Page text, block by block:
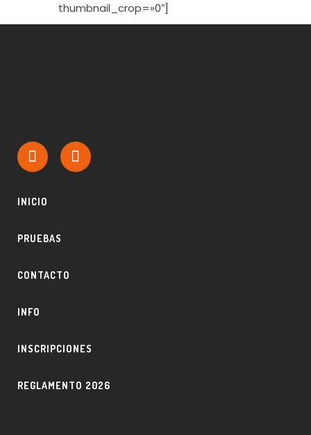
thumbnail_crop=»0″]
INICIO
PRUEBAS
CONTACTO
INFO
INSCRIPCIONES
REGLAMENTO 2026